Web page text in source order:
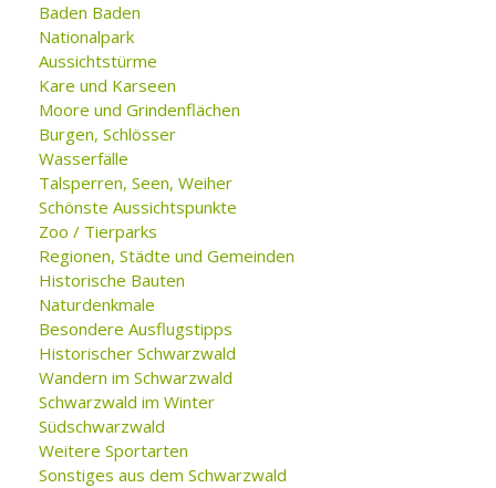
Baden Baden
Nationalpark
Aussichtstürme
Kare und Karseen
Moore und Grindenflächen
Burgen, Schlösser
Wasserfälle
Talsperren, Seen, Weiher
Schönste Aussichtspunkte
Zoo / Tierparks
Regionen, Städte und Gemeinden
Historische Bauten
Naturdenkmale
Besondere Ausflugstipps
Historischer Schwarzwald
Wandern im Schwarzwald
Schwarzwald im Winter
Südschwarzwald
Weitere Sportarten
Sonstiges aus dem Schwarzwald